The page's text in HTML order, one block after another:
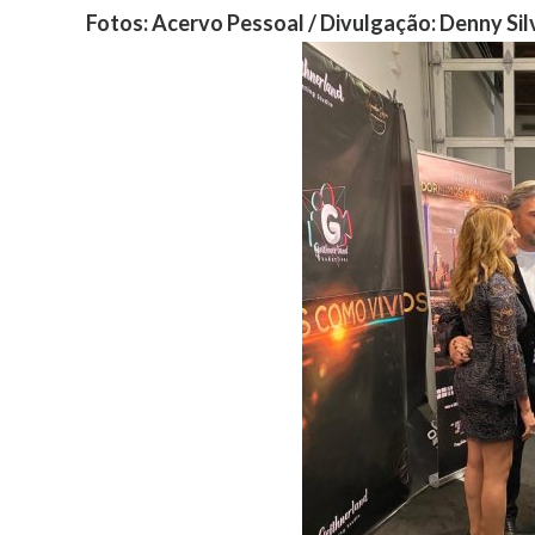
Fotos: Acervo Pessoal / Divulgação: Denny